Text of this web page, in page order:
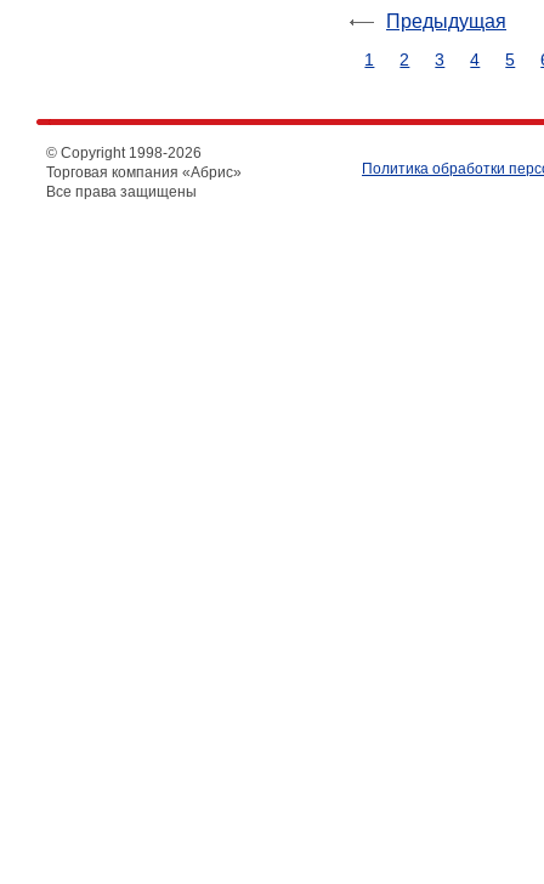
Предыдущая
1 2 3 4 5
© Copyright 1998-2026
Торговая компания «Абрис»
Все права защищены
Политика обработки